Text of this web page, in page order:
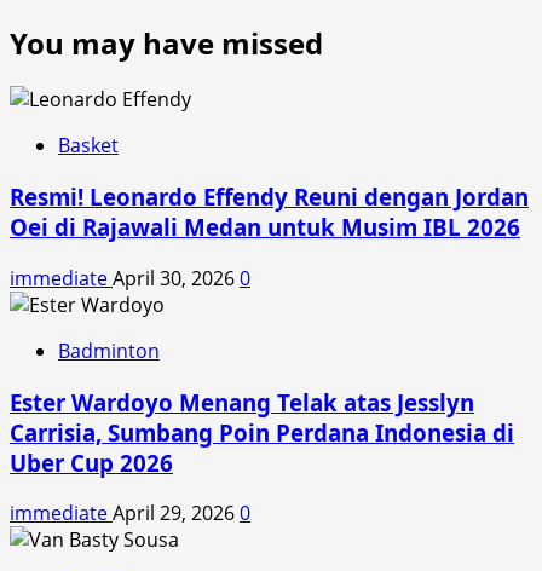
You may have missed
Basket
Resmi! Leonardo Effendy Reuni dengan Jordan
Oei di Rajawali Medan untuk Musim IBL 2026
immediateApril 30, 20260
Badminton
Ester Wardoyo Menang Telak atas Jesslyn
Carrisia, Sumbang Poin Perdana Indonesia di
Uber Cup 2026
immediateApril 29, 20260